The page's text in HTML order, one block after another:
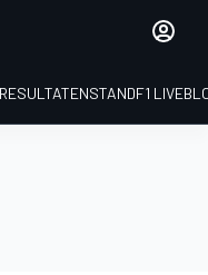
RESULTATENSTANDF1